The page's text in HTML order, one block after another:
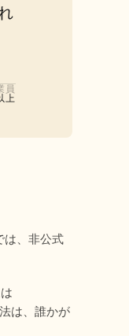
員
上
、非公式
は、誰かが